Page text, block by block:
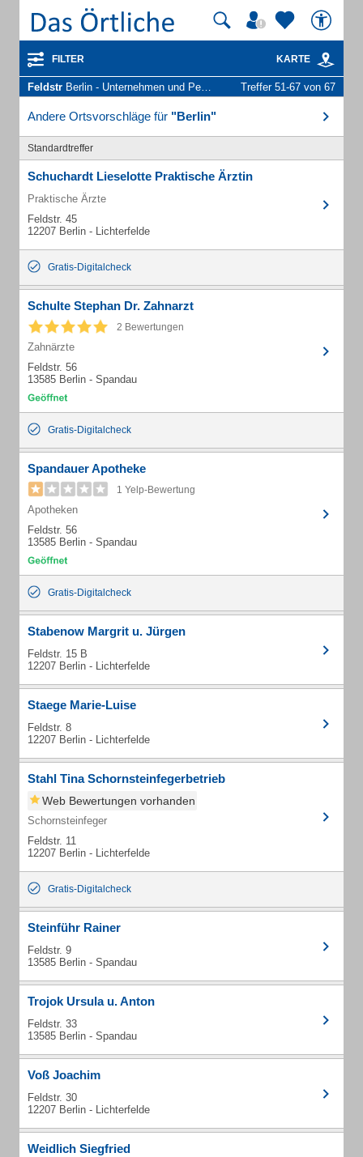
FILTER KARTE
Feldstr Berlin - Unternehmen und Personen Treffer 51-67 von 67
Andere Ortsvorschläge für "Berlin"
Standardtreffer
Schuchardt Lieselotte Praktische Ärztin
Praktische Ärzte
Feldstr. 45
12207 Berlin - Lichterfelde
Gratis-Digitalcheck
Schulte Stephan Dr. Zahnarzt
2 Bewertungen
Zahnärzte
Feldstr. 56
13585 Berlin - Spandau
Gratis-Digitalcheck
Spandauer Apotheke
1 Yelp-Bewertung
Apotheken
Feldstr. 56
13585 Berlin - Spandau
Gratis-Digitalcheck
Stabenow Margrit u. Jürgen
Feldstr. 15 B
12207 Berlin - Lichterfelde
Staege Marie-Luise
Feldstr. 8
12207 Berlin - Lichterfelde
Stahl Tina Schornsteinfegerbetrieb
Web Bewertungen vorhanden
Schornsteinfeger
Feldstr. 11
12207 Berlin - Lichterfelde
Gratis-Digitalcheck
Steinführ Rainer
Feldstr. 9
13585 Berlin - Spandau
Trojok Ursula u. Anton
Feldstr. 33
13585 Berlin - Spandau
Voß Joachim
Feldstr. 30
12207 Berlin - Lichterfelde
Weidlich Siegfried